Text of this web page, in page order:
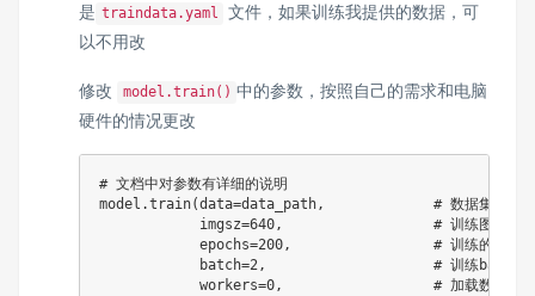
是 traindata.yaml
文件，如果训练我提供的数据，可
以不用改
修改 model.train() 中的参数，按照自己的需求和电脑
硬件的情况更改
# 文档中对参数有详细的说明
model .train(data=data_path,
# 数据集
            imgsz
=640,
# 训练图片大小
            epochs
=200,
# 训练的轮次
            batch
=2,
# 训练batch
            workers
=0,
# 加载数据线